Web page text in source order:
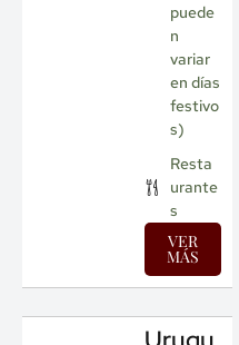
puede
n
variar
en días
festivo
s)
Resta
urante
s
VER
MÁS